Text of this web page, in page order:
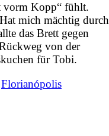
vorm Kopp“ fühlt.
mich mächtig durch
das Brett gegen
von der
für Tobi.
Florianópolis